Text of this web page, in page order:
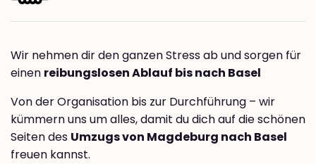
Wir nehmen dir den ganzen Stress ab und sorgen für
einen reibungslosen Ablauf bis nach Basel
Von der Organisation bis zur Durchführung – wir
kümmern uns um alles, damit du dich auf die schönen
Seiten des Umzugs von Magdeburg nach Basel
freuen kannst.